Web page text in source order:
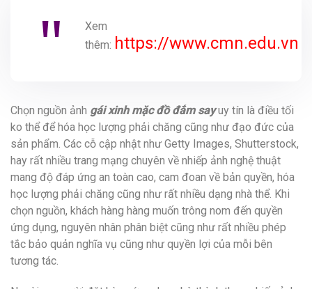
Xem
thêm: https://www.cmn.edu.vn
Chọn nguồn ảnh gái xinh mặc đồ đắm sayuy tín là điều tối
ko thể để hóa học lượng phải chăng cũng như đạo đức của
sản phẩm. Các cỗ cập nhật như Getty Images, Shutterstock,
hay rất nhiều trang mạng chuyên về nhiếp ảnh nghệ thuật
mang độ đáp ứng an toàn cao, cam đoan về bản quyền, hóa
học lượng phải chăng cũng như rất nhiều dạng nhà thể. Khi
chọn nguồn, khách hàng hàng muốn trông nom đến quyền
ứng dụng, nguyên nhân phân biệt cũng như rất nhiều phép
tắc bảo quản nghĩa vụ cũng như quyền lợi của mỗi bên
tương tác.